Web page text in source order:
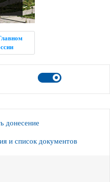
донесение
и список документов